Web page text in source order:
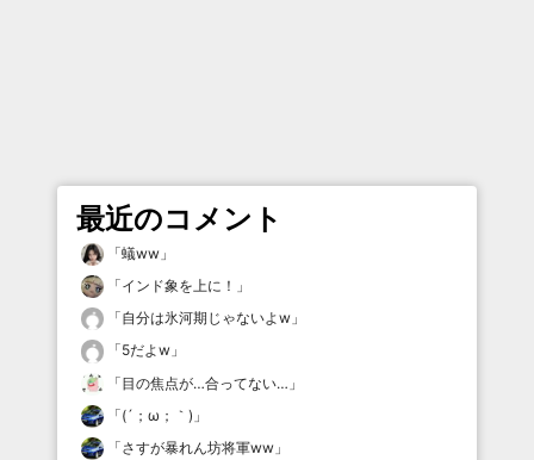
最近のコメント
「蟻ww 」
「インド象を上に！ 」
「自分は氷河期じゃないよw 」
「5だよw 」
「目の焦点が…合ってない… 」
「(´；ω；｀) 」
「さすが暴れん坊将軍ww 」